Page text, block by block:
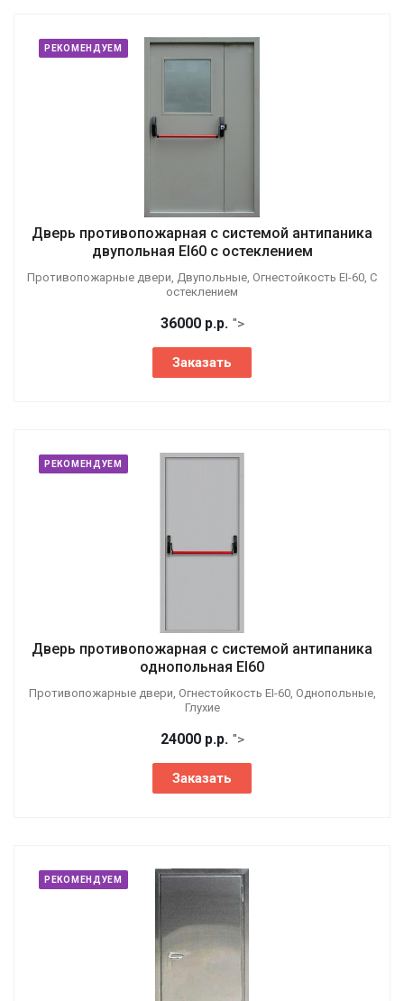
РЕКОМЕНДУЕМ
Дверь противопожарная с системой антипаника
двупольная EI60 с остеклением
Противопожарные двери, Двупольные, Огнестойкость EI-60, С
остеклением
36000 р.р. ">
Заказать
РЕКОМЕНДУЕМ
Дверь противопожарная с системой антипаника
однопольная EI60
Противопожарные двери, Огнестойкость EI-60, Однопольные,
Глухие
24000 р.р. ">
Заказать
РЕКОМЕНДУЕМ